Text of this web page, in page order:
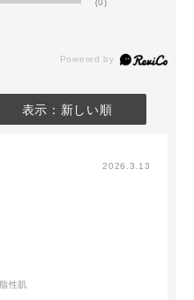
表示：新しい順
2026.3.13
脂性肌